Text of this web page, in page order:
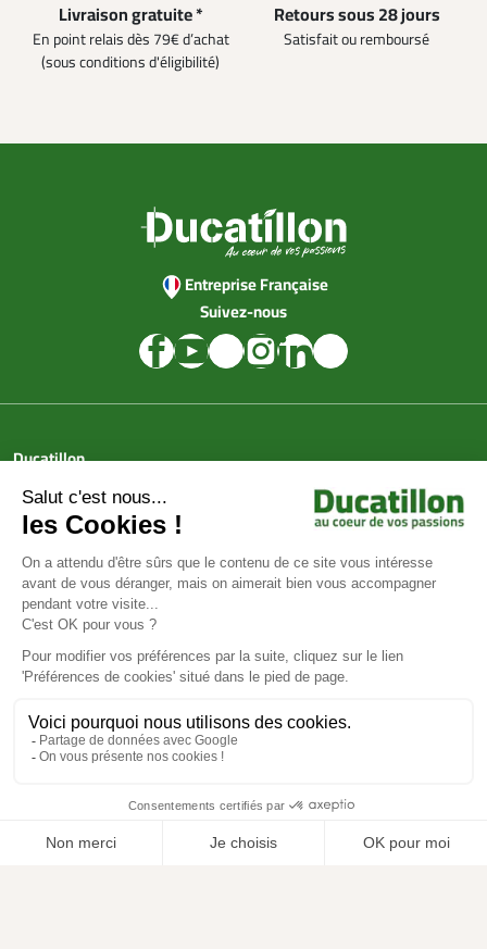
Livraison gratuite *
En point relais dès 79€ d’achat
(sous conditions d'éligibilité)
Retours sous 28 jours
Satisfait ou remboursé
Entreprise Française
Suivez-nous
Ducatillon
Achat en ligne
Services
Aide & Conseils
Paiement sécurisé
© Ducatillon 2026